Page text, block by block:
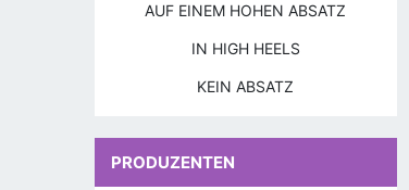
AUF EINEM HOHEN ABSATZ
IN HIGH HEELS
KEIN ABSATZ
PRODUZENTEN